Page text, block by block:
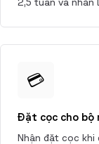
💳
Đặt cọc cho bộ
Nhận đặt cọc khi